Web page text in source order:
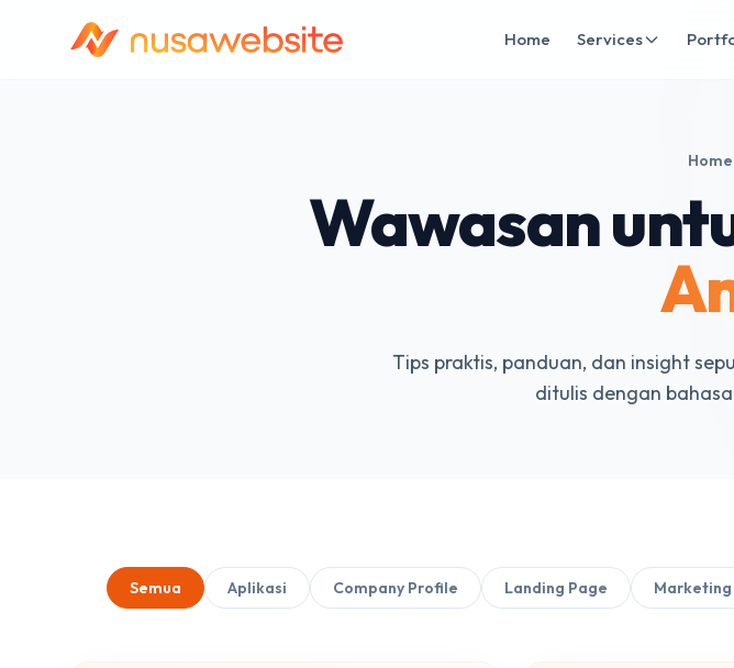
Home Services
Home
Wawasan
Tips praktis, panduan, dan insight
ditulis dengan
Semua Aplikasi Company Profile Landing Page Marketing